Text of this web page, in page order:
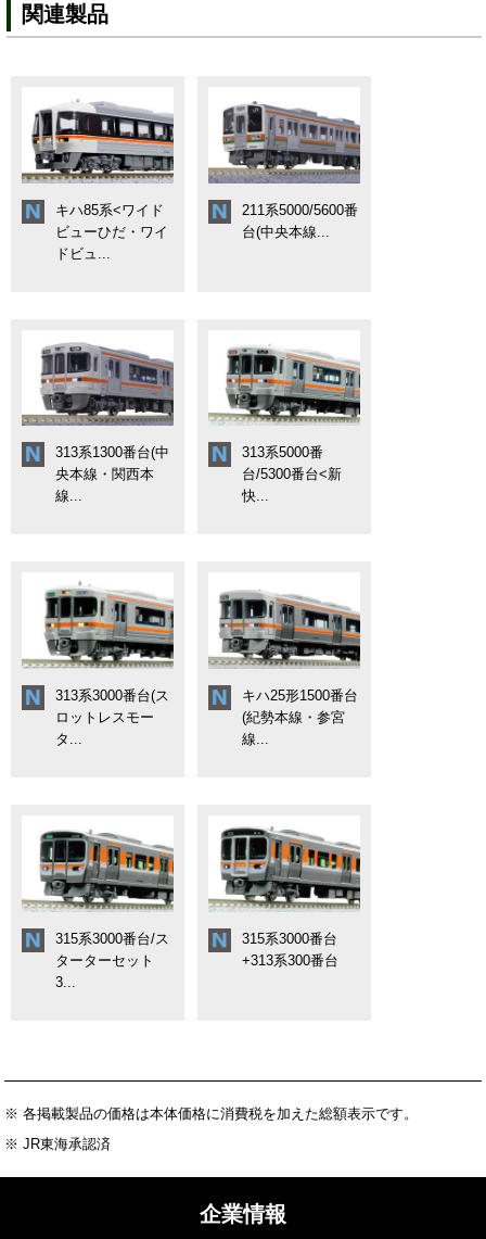
関連製品
キハ85系<ワイド
ビューひだ・ワイ
ドビュ...
211系5000/5600番
台(中央本線...
313系1300番台(中
央本線・関西本
線...
313系5000番
台/5300番台<新
快...
313系3000番台(ス
ロットレスモー
タ...
キハ25形1500番台
(紀勢本線・参宮
線...
315系3000番台/ス
ターターセット
3...
315系3000番台
+313系300番台
※ 各掲載製品の価格は本体価格に消費税を加えた総額表示です。
※ JR東海承認済
企業情報